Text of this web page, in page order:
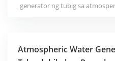
nagdaragdag ng mga mineral
generator ng tubig sa
Atmospheric Water